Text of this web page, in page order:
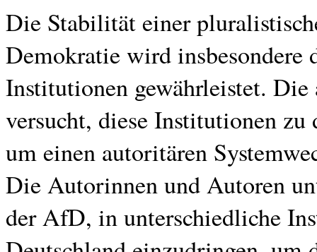
Die Stabilität einer
Demokratie wird insbesondere
Institutionen gewährleistet.
versucht, diese Institutionen
um einen autoritären
Die Autorinnen und Autoren
der AfD, in unterschiedliche